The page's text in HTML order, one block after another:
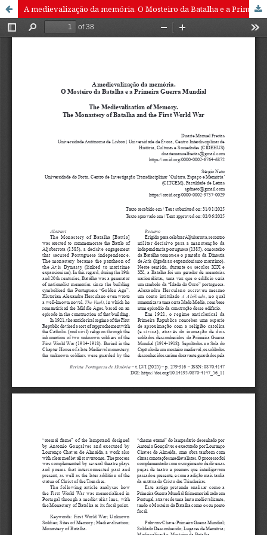
A medievalização da memória. O Mosteiro da Batalha e a Primeira Guerra Mundial